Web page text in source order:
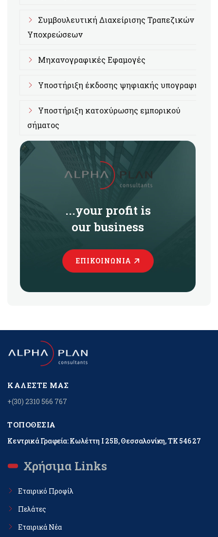
Συμβουλευτική Διαχείρισης Τραπεζικών
Υποχρεώσεων
Μηχανογραφικές Εφαμογές
Υποστήριξη έκδοσης ψηφιακής υπογραφής
Υποστήριξη κατοχύρωσης εμπορικού
σήματος
...your profit is
our business
ΕΠΙΚΟΙΝΩΝΊΑ
ΚΑΛΈΣΤΕ ΜΑΣ
+(30) 2310 566 767
ΤΟΠΟΘΕΣΊΑ
Κεντρικά Γραφεία: Κωλέττη Ι 25Β, Θεσσαλονίκη, ΤΚ 546 27
Χρήσιμα Links
Εταιρικό Προφίλ
Πελάτες
Εταιρικά Νέα